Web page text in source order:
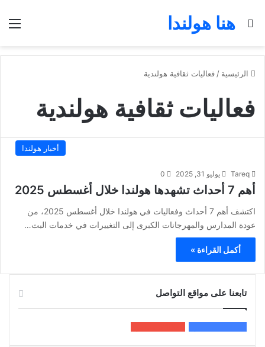
هنا هولندا
بحث عن
الرئيسية / فعاليات ثقافية هولندية
فعاليات ثقافية هولندية
أخبار هولندا
Tareq يوليو 31, 2025 0
أهم 7 أحداث تشهدها هولندا خلال أغسطس 2025
اكتشف أهم 7 أحداث وفعاليات في هولندا خلال أغسطس 2025، من
عودة المدارس والمهرجانات الكبرى إلى التغييرات في خدمات البث…
أكمل القراءة »
تابعنا على مواقع التواصل